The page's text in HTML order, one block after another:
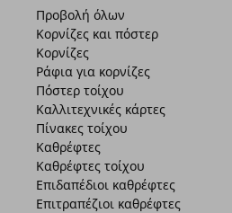
Προβολή όλων
Κορνίζες και πόστερ
Κορνίζες
Ράφια για κορνίζες
Πόστερ τοίχου
Καλλιτεχνικές κάρτες
Πίνακες τοίχου
Καθρέφτες
Καθρέφτες τοίχου
Επιδαπέδιοι καθρέφτες
Επιτραπέζιοι καθρέφτες